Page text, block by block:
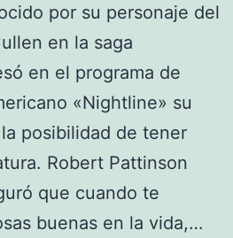
por su personaje del
en la saga
en el programa de
«Nightline» su
posibilidad de tener
Robert Pattinson
que cuando te
buenas en la vida,…